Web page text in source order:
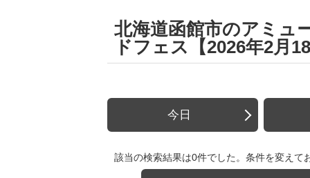
北海道函館市のアミュ
ドフェス【2026年2月
今日
該当の検索結果は0件でした。条件を変えて